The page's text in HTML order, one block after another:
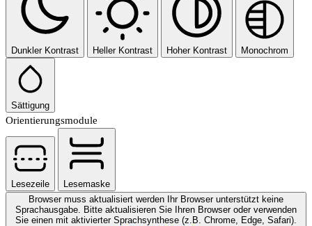
Dunkler Kontrast Heller Kontrast Hoher Kontrast Monochrom
Sättigung
Orientierungsmodule
Lesezeile
Lesemaske
Browser muss aktualisiert werden
Ihr Browser unterstützt keine
Sprachausgabe. Bitte aktualisieren Sie Ihren Browser oder verwenden
Sie einen mit aktivierter Sprachsynthese (z.B. Chrome, Edge, Safari).